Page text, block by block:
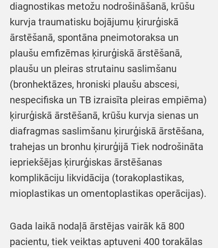
diagnostikas metožu nodrošināšanā, krūšu
kurvja traumatisku bojājumu ķirurģiskā
ārstēšanā, spontāna pneimotoraksa un
plaušu emfizēmas ķirurģiskā ārstēšanā,
plaušu un pleiras strutainu saslimšanu
(bronhektāzes, hroniski plaušu abscesi,
nespecifiska un TB izraisīta pleiras empiēma)
ķirurģiskā ārstēšanā, krūšu kurvja sienas un
diafragmas saslimšanu ķirurģiskā ārstēšana,
trahejas un bronhu ķirurģijā Tiek nodrošināta
iepriekšējas ķirurģiskas ārstēšanas
komplikāciju likvidācija (torakoplastikas,
mioplastikas un omentoplastikas operācijas).
Gada laikā nodaļā ārstējas vairāk kā 800
pacientu, tiek veiktas aptuveni 400 torakālas